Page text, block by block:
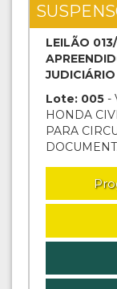
LEILÃO
Lote: 005 -
HONDA
PARA